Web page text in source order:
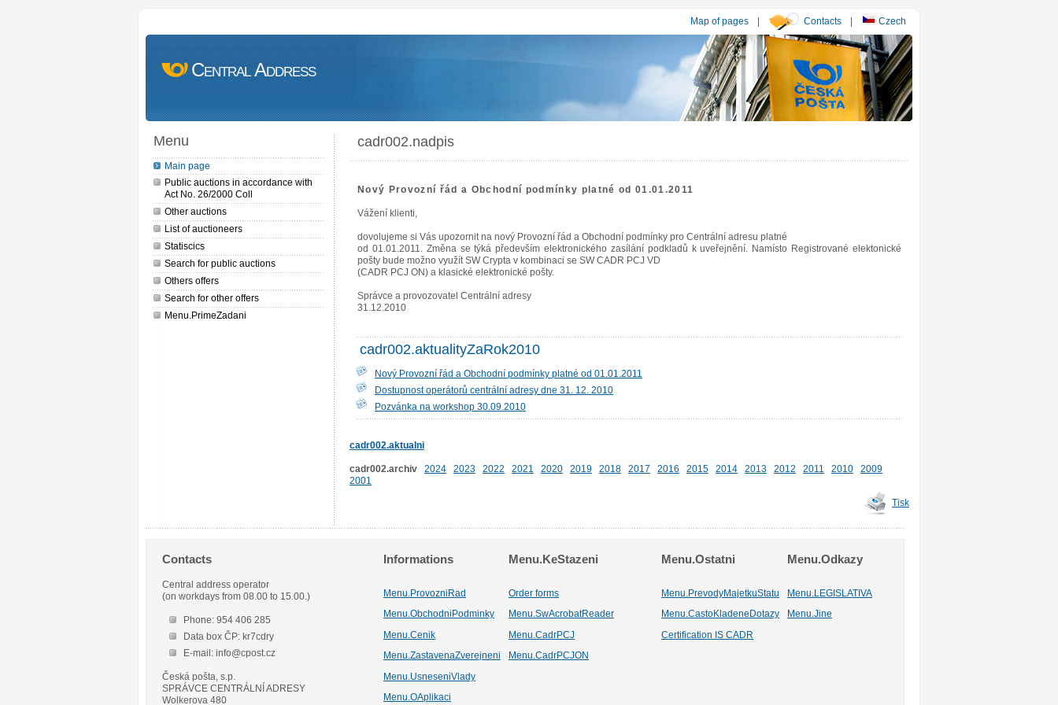
Map of pages | Contacts | Czech
Central Address
Menu
Main page
Public auctions in accordance with
Act No. 26/2000 Coll
Other auctions
List of auctioneers
Statiscics
Search for public auctions
Others offers
Search for other offers
Menu.PrimeZadani
cadr002.nadpis
Nový Provozní řád a Obchodní podmínky platné od 01.01.2011
Vážení klienti,
dovolujeme si Vás upozornit na nový Provozní řád a Obchodní podmínky pro Centrální adresu platné
od 01.01.2011. Změna se týká především elektronického zasílání podkladů k uveřejnění. Namísto Registrované elektonické
pošty bude možno využít SW Crypta v kombinaci se SW CADR PCJ VD
(CADR PCJ ON) a klasické elektronické pošty.
Správce a provozovatel Centrální adresy
31.12.2010
cadr002.aktualityZaRok2010
Nový Provozní řád a Obchodní podmínky platné od 01.01.2011
Dostupnost operátorů centrální adresy dne 31. 12. 2010
Pozvánka na workshop 30.09.2010
cadr002.aktualni
cadr002.archiv 2024 2023 2022 2021 2020 2019 2018 2017 2016 2015 2014 2013 2012 2011 2010
2009
2001
Tisk
Contacts
Central address operator
(on workdays from 08.00 to 15.00.)
Phone: 954 406 285
Data box ČP: kr7cdry
E-mail: info@cpost.cz
Česká pošta, s.p.
SPRÁVCE CENTRÁLNÍ ADRESY
Wolkerova 480
Informations Menu.KeStazeni Menu.Ostatni Menu.Odkazy
Menu.ProvozniRad Order forms Menu.PrevodyMajetkuStatu
Menu.LEGISLATIVA
Menu.ObchodniPodminky
Menu.SwAcrobatReader Menu.CastoKladeneDotazy Menu.Jine
Menu.Cenik Menu.CadrPCJ
Certification IS CADR
Menu.ZastavenaZverejneni
Menu.CadrPCJON
Menu.UsneseniVlady
Menu.OAplikaci